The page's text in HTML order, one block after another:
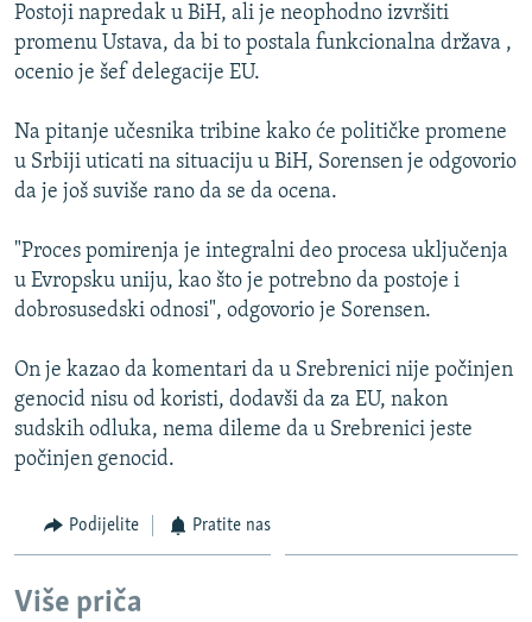
Postoji napredak u BiH, ali je neophodno izvršiti
promenu Ustava, da bi to postala funkcionalna država ,
ocenio je šef delegacije EU.
Na pitanje učesnika tribine kako će političke promene
u Srbiji uticati na situaciju u BiH, Sorensen je odgovorio
da je još suviše rano da se da ocena.
"Proces pomirenja je integralni deo procesa uključenja
u Evropsku uniju, kao što je potrebno da postoje i
dobrosusedski odnosi", odgovorio je Sorensen.
On je kazao da komentari da u Srebrenici nije počinjen
genocid nisu od koristi, dodavši da za EU, nakon
sudskih odluka, nema dileme da u Srebrenici jeste
počinjen genocid.
Podijelite Pratite nas
Više priča